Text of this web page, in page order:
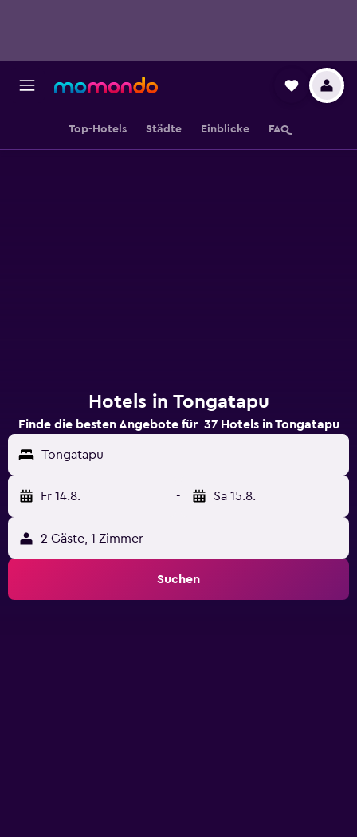
Top-Hotels Städte Einblicke FAQ
Hotels in Tongatapu
Finde die besten Angebote für 37 Hotels in Tongatapu
Tongatapu
Fr 14.8. - Sa 15.8.
2 Gäste, 1 Zimmer
Suchen